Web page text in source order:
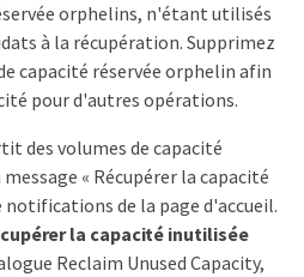
orphelins, n'étant utilisés
à la récupération. Supprimez
capacité réservée orphelin afin
pour d'autres opérations.
des volumes de capacité
« Récupérer la capacité
notifications de la page d'accueil.
la capacité inutilisée
Reclaim Unused Capacity,